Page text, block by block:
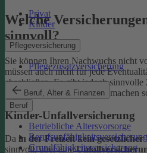
Privat
Kinder
Pflegeversicherung
Pflegezusatzversicherung
Beruf, Alter & Finanzen
Beruf
Betriebliche Altersvorsorge
Berufsunfähigkeitsversicherung
Grundfähigkeitsversicherung
Welche
sinnvoll?
Sie können Ihren Nachwuchs nicht
müssen auch nicht für jede
abschließen. Es gibt jedoch
über die Sie sich Gedanken machen
Kinder-Unfallversicherung
Da in der Freizeit kein gesetzlicher
sinnvoll, über eine